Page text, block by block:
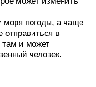
моря погоды, а чаще
в
там и может
человек.